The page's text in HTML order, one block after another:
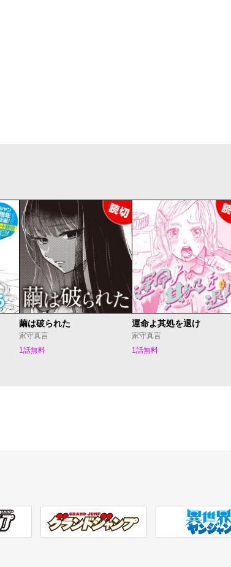
繭は破られた
家守真言
1話無料
運命よ其処を退け
家守真言
1話無料
グランドジャンプ 異世界ヤンジャン